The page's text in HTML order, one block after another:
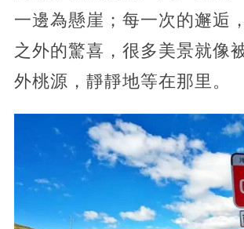
一邊為懸崖；每一次的邂逅
之外的驚喜，很多美景就像
外桃源，靜靜地等在那里。